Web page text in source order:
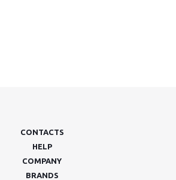
CONTACTS
HELP
COMPANY
BRANDS